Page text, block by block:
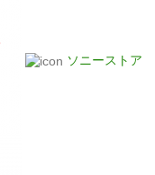
ソニーストア